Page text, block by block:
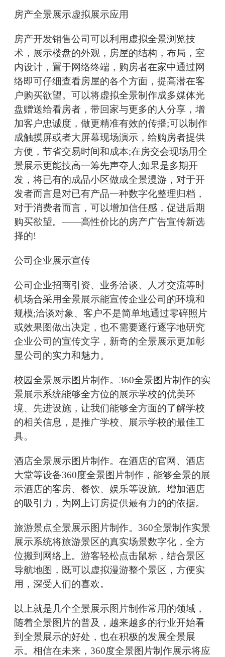
房产全景展示虚拟展示应用
房产开发销售公司可以利用虚拟全景浏览技
术，展示楼盘的外观，房屋的结构，布局，室
内设计，置于网络终端，购房者在家中通过网
络即可仔细查看房屋的各个方面，提高潜在客
户购买欲望。可以将虚拟全景制作成多媒体光
盘赠送给看房者，带回家与更多的人分享，增
加客户忠诚度，做更精准有效的传播;可以制作
成触摸屏或者大屏幕现场演示，给购房者提供
方便，节省交易时间和成本;在房交会现场用全
景展示更能技高一筹先声夺人;如果是多期开
发，将已有的成品小区做成全景漫游，对于开
发者而言是对已有产品一种数字化整理归档，
对于消费者而言，可以增加信任感，促进后期
购买欲望。——高性价比的房产广告宣传新选
择的!
公司企业展示宣传
公司企业招商引资、业务洽谈、人才交流等时
机场合采用全景展示能宣传企业公司的环境和
规模;洽谈对象、客户不是简单地通过零碎照片
或效果图做出决定，也不需要逐行逐字地研究
企业公司的宣传文字，新奇的全景展示更加彰
显公司的实力和魅力。
校园全景展示图片制作。360全景图片制作的实
景展示系统能够全方位的展示学校的优美环
境、先进设施，让我们能够全方面的了解学校
的相关信息，是推广学校、展示学校的最佳工
具。
酒店全景展示图片制作。在酒店的官网、酒店
大堂等设备360度全景图片制作，能够全景的展
示酒店的客房、餐饮、娱乐等设施。增加酒店
的吸引力，为网上订房提供最有力的的依据。
旅游景点全景展示图片制作。360全景制作实景
展示系统将旅游景区的真实场景数字化，全方
位搬到网络上。游客轻松点击鼠标，结合景区
导航地图，既可以虚拟漫游整个景区，方便实
用，深受人们的喜欢。
以上就是几个全景展示图片制作常用的领域，
随着全景图片的普及，越来越多的行业开始看
到全景展示的好处，也在积极的发展全景展
示。相信在未来，360度全景图片制作展示将应